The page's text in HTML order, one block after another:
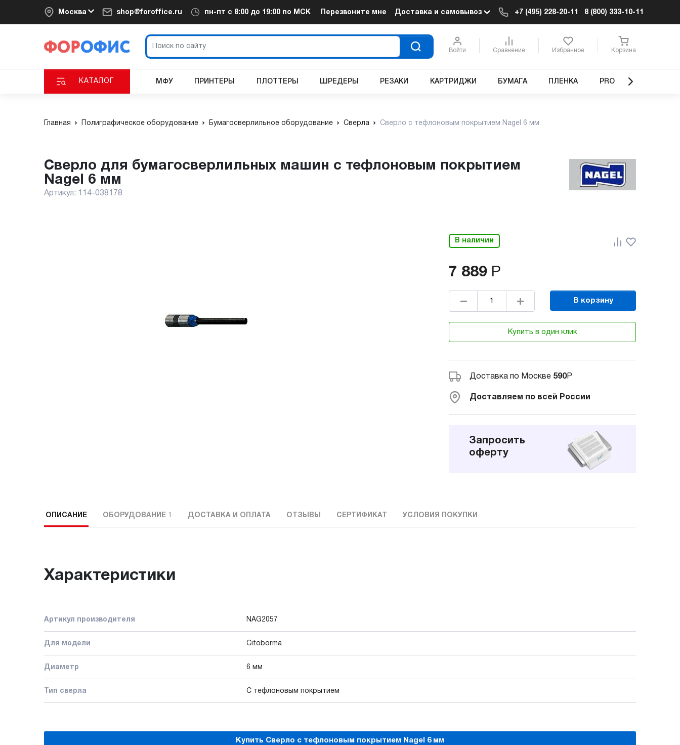
Москва shop@foroffice.ru пн-пт с 8:00 до 19:00 по МСК Перезвоните мне Доставка и самовывоз +7 (495) 228-20-11 8 (800) 333-10-11
Войти Сравнение Избранное Корзина
КАТАЛОГ МФУ ПРИНТЕРЫ ПЛОТТЕРЫ ШРЕДЕРЫ РЕЗАКИ КАРТРИДЖИ БУМАГА ПЛЕНКА PRO
Главная Полиграфическое оборудование Бумагосверлильное оборудование Сверла Сверло с тефлоновым покрытием Nagel 6 мм
сверло для бумагосверлильных машин с тефлоновым покрытием
Nagel 6 мм
Артикул: 114-038178
В наличии
7 889 Р
В корзину
Купить в один клик
Доставка по Москве 590Р
Доставляем по всей России
Запросить
оферту
ОПИСАНИЕ ОБОРУДОВАНИЕ ДОСТАВКА И ОПЛАТА ОТЗЫВЫ СЕРТИФИКАТ УСЛОВИЯ ПОКУПКИ
Характеристики
Артикул производителя NAG2057
Для модели Citoborma
Диаметр 6 мм
Тип сверла С тефлоновым покрытием
Купить Сверло с тефлоновым покрытием Nagel 6 мм